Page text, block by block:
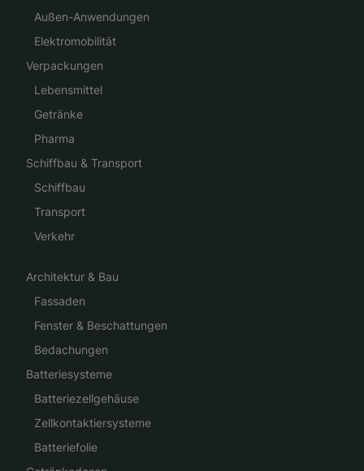
Außen-Anwendungen
Elektromobilität
Verpackungen
Lebensmittel
Getränke
Pharma
Schiffbau & Transport
Schiffbau
Transport
Verkehr
Architektur & Bau
Fassaden
Fenster & Beschattungen
Bedachungen
Batteriesysteme
Batteriezellgehäuse
Zellkontaktiersysteme
Batteriefolie